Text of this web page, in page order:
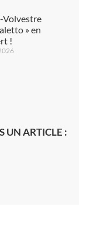
Volvestre
» en
!
UN ARTICLE :